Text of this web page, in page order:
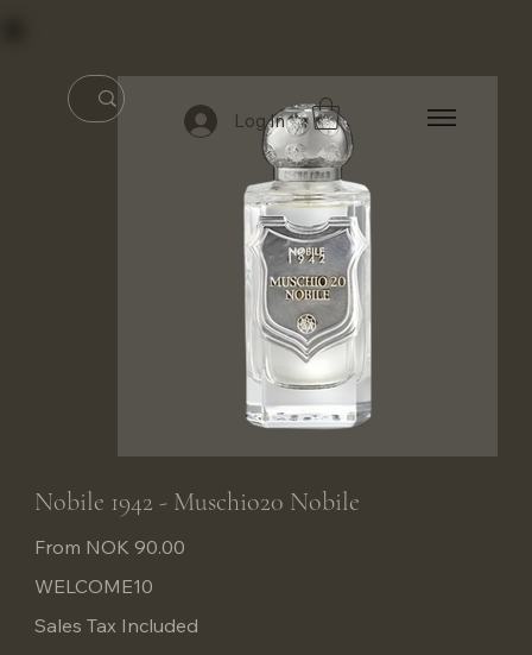
Log In
Nobile 1942 - Muschio20 Nobile
From NOK 90.00
WELCOME10
Sales Tax Included